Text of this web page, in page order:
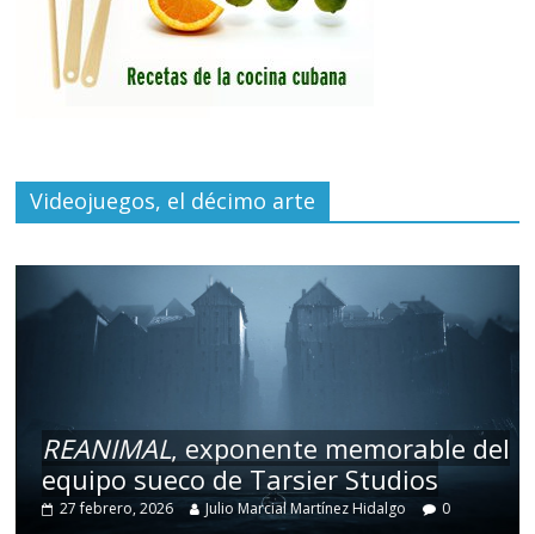
Videojuegos, el décimo arte
REANIMAL, exponente memorable del
equipo sueco de Tarsier Studios
27 febrero, 2026 Julio Marcial Martínez Hidalgo 0